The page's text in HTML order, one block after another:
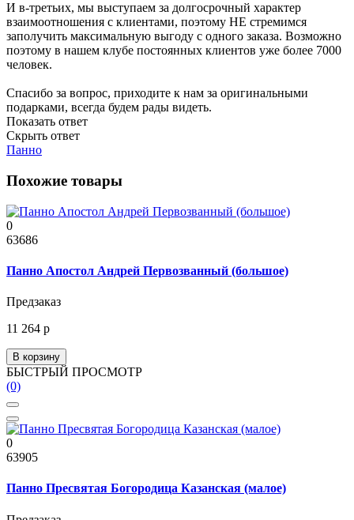
И в-третьих, мы выступаем за долгосрочный характер
взаимоотношения с клиентами, поэтому НЕ стремимся
заполучить максимальную выгоду с одного заказа. Возможно
поэтому в нашем клубе постоянных клиентов уже более 7000
человек.
Спасибо за вопрос, приходите к нам за оригинальными
подарками, всегда будем рады видеть.
Показать ответ
Скрыть ответ
Панно
Похожие товары
0
63686
Панно Апостол Андрей Первозванный (большое)
Предзаказ
11 264 р
В корзину
БЫСТРЫЙ ПРОСМОТР
(0)
0
63905
Панно Пресвятая Богородица Казанская (малое)